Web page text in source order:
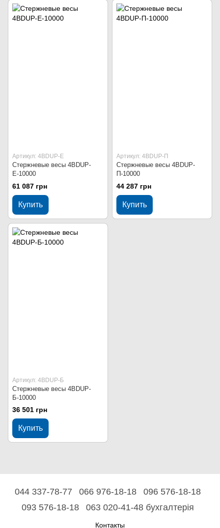
Артикул: 4BDUР-Е
Стержневые весы 4BDUР-
Е-10000
61 087 грн
Купить
Артикул: 4BDUР-П
Стержневые весы 4BDUР-
П-10000
44 287 грн
Купить
Артикул: 4BDUР-Б
Стержневые весы 4BDUР-
Б-10000
36 501 грн
Купить
044 337-78-77 066 976-18-18
096 576-18-18
093 576-18-18
063 020-41-48 бухгалтерія
Контакты